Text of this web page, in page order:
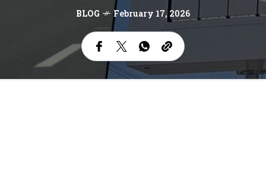
BLOG February 17, 2026